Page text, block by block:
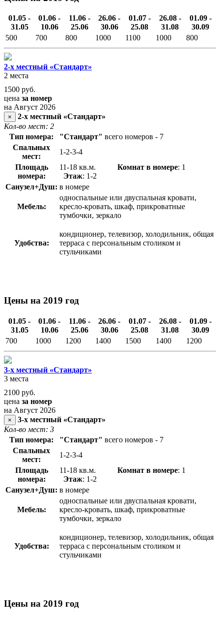
01.05 -
31.05
01.06 -
10.06
11.06 -
25.06
26.06 -
30.06
01.07 -
25.08
26.08 -
31.08
01.09 -
30.09
500
700 800 1000 1100 1000 800
2-х местный «Стандарт»
2 места
1500 руб.
цена за номер
на Август 2026
×
2-х местный «Стандарт»
Кол-во мест: 2
Тип номера:
"Стандарт" всего номеров - 7
Спальных
мест:
1-2-3-4
Площадь
номера:
11-18 кв.м. Комнат в номере: 1
Этаж: 1-2
Санузел+Душ: в номере
Мебель:
односпальные или двуспальная кровати,
кресло-кровать, шкаф, прикроватные
тумбочки, зеркало
Удобства:
кондиционер, телевизор, холодильник, общая
терраса с персональным столиком и
стульчиками
Цены на 2019 год
01.05 -
31.05
01.06 -
10.06
11.06 -
25.06
26.06 -
30.06
01.07 -
25.08
26.08 -
31.08
01.09 -
30.09
700
1000 1200 1400 1500 1400 1200
3-х местный «Стандарт»
3 места
2100 руб.
цена за номер
на Август 2026
×
3-х местный «Стандарт»
Кол-во мест: 3
Тип номера:
"Стандарт" всего номеров - 7
Спальных
мест:
1-2-3-4
Площадь
номера:
11-18 кв.м. Комнат в номере: 1
Этаж: 1-2
Санузел+Душ: в номере
Мебель:
односпальные или двуспальная кровати,
кресло-кровать, шкаф, прикроватные
тумбочки, зеркало
Удобства:
кондиционер, телевизор, холодильник, общая
терраса с персональным столиком и
стульчиками
Цены на 2019 год